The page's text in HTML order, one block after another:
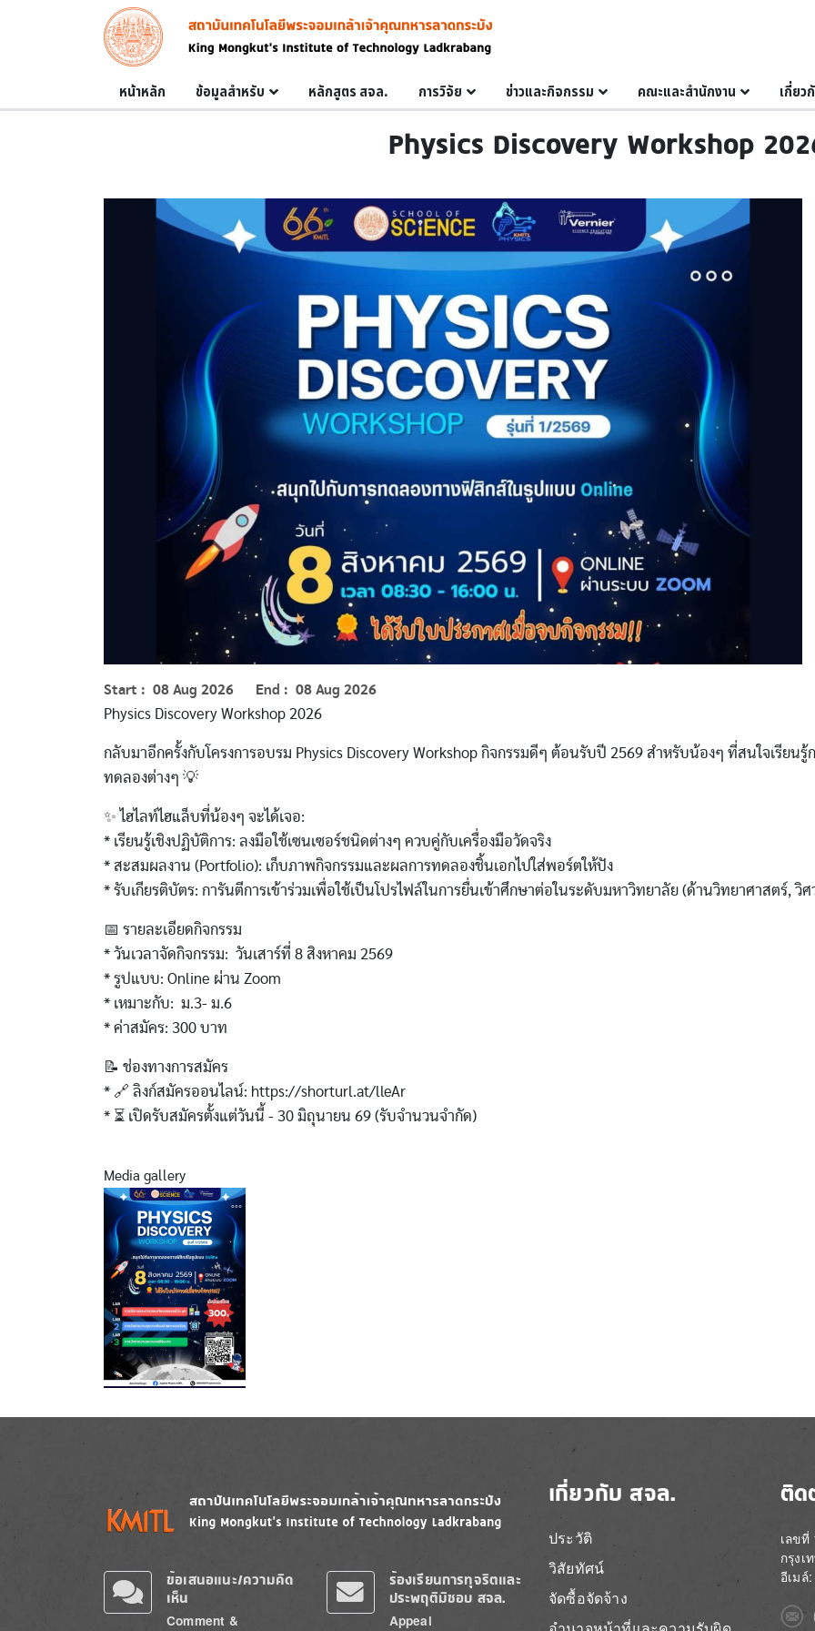
Skip to main content
Image
Main navigation
หน้าหลัก ข้อมูลสำหรับ หลักสูตร สจล. การวิจัย ข่าวและกิจกรรม คณะและสำนักงาน เกี่ยว
Physics Discovery Workshop
Start 08 Aug 2026 End 08 Aug 2026
Physics Discovery Workshop 2026
กลับมาอีกครั้งกับโครงการอบรม Physics Discovery Workshop กิจกรรมดีๆ ต้อนรับปี 2569 สำหรับน้องๆ ที่สนใจเรียนรู้
ทดลองต่างๆ 💡
✨ ไฮไลท์ไฮแล็บที่น้องๆ จะได้เจอ:
* เรียนรู้เชิงปฏิบัติการ: ลงมือใช้เซนเซอร์ชนิดต่างๆ ควบคู่กับเครื่องมือวัดจริง
* สะสมผลงาน (Portfolio): เก็บภาพกิจกรรมและผลการทดลองชิ้นเอกไปใส่พอร์ตให้ปัง
* รับเกียรติบัตร: การันตีการเข้าร่วมเพื่อใช้เป็นโปรไฟล์ในการยื่นเข้าศึกษาต่อในระดับมหาวิทยาลัย (ด้านวิทยาศาสตร์, วิ
📅 รายละเอียดกิจกรรม
* วันเวลาจัดกิจกรรม: วันเสาร์ที่ 8 สิงหาคม 2569
* รูปแบบ: Online ผ่าน Zoom
* เหมาะกับ: ม.3- ม.6
* ค่าสมัคร: 300 บาท
📝 ช่องทางการสมัคร
* 🔗 ลิงก์สมัครออนไลน์: https://shorturl.at/lleAr
* ⏳ เปิดรับสมัครตั้งแต่วันนี้ - 30 มิถุนายน 69 (รับจำนวนจำกัด)
Media gallery
Image Image
ข้อเสนอแนะ/ความคิด
เห็น
Comment &
ร้องเรียนการทุจริตและ
ประพฤติมิชอบ สจล.
Appeal
เกี่ยวกับ สจล.
ประวัติ
วิสัยทัศน์
จัดซื้อจัดจ้าง
ติด
เลขที่
กรุงเ
อีเมล์
Image